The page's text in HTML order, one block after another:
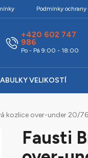
Podmínky
+420 602 747
986
Po - Pá 9:00 - 18:00
VELIKOSTÍ
kozlice over-under 20/
Fausti